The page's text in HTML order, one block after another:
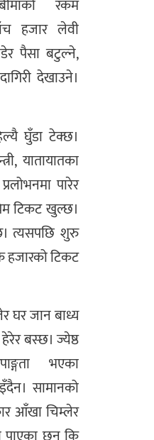
रकम
हजार लेवी
पैसा बटुल्ने,
देखाउने।
घुँडा टेक्छ।
यातायातका
पारेर
टिकट खुल्छ।
त्यसपछि शुरु
हजारको टिकट
घर जान बाध्य
बस्छ। ज्येष्ठ
भएका
सामानको
आँखा चिम्लेर